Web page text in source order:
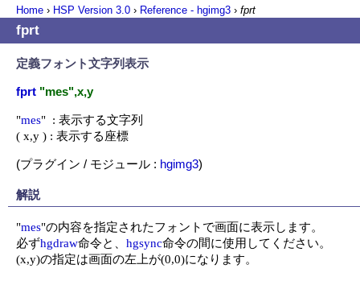
Home › HSP Version 3.0 › Reference - hgimg3 › fprt
fprt
定義フォント文字列表示
fprt "mes",x,y
"mes"  : 表示する文字列
( x,y ) : 表示する座標
(プラグイン / モジュール : hgimg3)
解説
"mes"の内容を指定されたフォントで画面に表示します。
必ずhgdraw命令と、 hgsync命令の間に使用してください。
(x,y)の指定は画面の左上が(0,0)になります。